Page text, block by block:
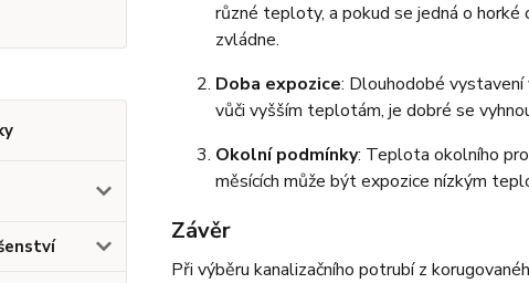
různé teploty, a pokud se jedná o
zvládne.
Doba expozice: Dlouhodobé
vůči vyšším teplotám, je dobré se
Okolní podmínky: Teplota okolního
měsících může být expozice nízkým
Závěr
Při výběru kanalizačního potrubí z